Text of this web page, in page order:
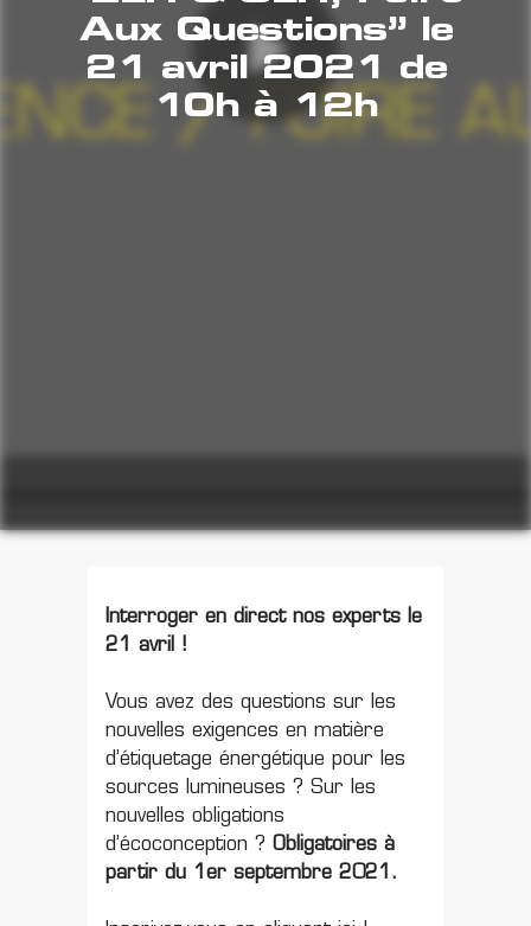
Aux Questions” le
21 avril 2021 de
10h à 12h
Interroger en direct nos experts le
21 avril !
Vous avez des questions sur les
nouvelles exigences en matière
d’étiquetage énergétique pour les
sources lumineuses ? Sur les
nouvelles obligations
d’écoconception ? Obligatoires à
partir du 1er septembre 2021.